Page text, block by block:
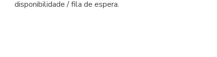
disponibilidade / fila de espera.